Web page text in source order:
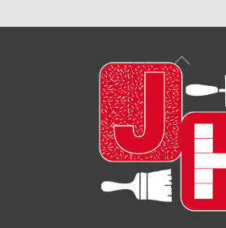
Back
To
Top